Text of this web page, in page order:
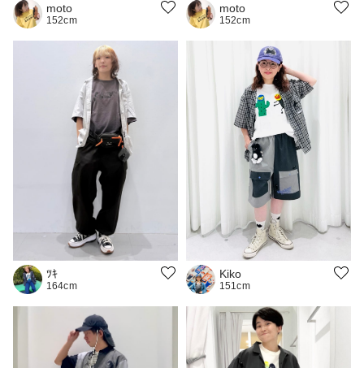
moto
152cm
moto
152cm
ﾂｷ
164cm
Kiko
151cm